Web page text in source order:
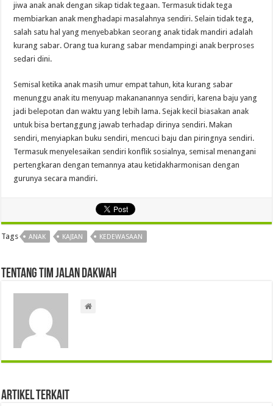
jiwa anak anak dengan sikap tidak tegaan. Termasuk tidak tega
membiarkan anak menghadapi masalahnya sendiri. Selain tidak tega,
salah satu hal yang menyebabkan seorang anak tidak mandiri adalah
kurang sabar. Orang tua kurang sabar mendampingi anak berproses
sedari dini.
Semisal ketika anak masih umur empat tahun, kita kurang sabar
menunggu anak itu menyuap makananannya sendiri, karena baju yang
jadi belepotan dan waktu yang lebih lama. Sejak kecil biasakan anak
untuk bisa bertanggung jawab terhadap dirinya sendiri. Makan
sendiri, menyiapkan buku sendiri, mencuci baju dan piringnya sendiri.
Termasuk menyelesaikan sendiri konflik sosialnya, semisal menangani
pertengkaran dengan temannya atau ketidakharmonisan dengan
gurunya secara mandiri.
Tags ANAK KAJIAN KEDEWASAAN
Tentang Tim Jalan Dakwah
Artikel Terkait